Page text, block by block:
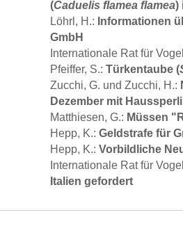
(Caduelis flamea flamea)
Löhrl, H.: Informationen
GmbH
Internationale Rat für
Pfeiffer, S.: Türkentaube (
Zucchi, G. und Zucchi, H.:
Dezember mit
Matthiesen, G.: Müssen
Hepp, K.: Geldstrafe für
Hepp, K.: Vorbildliche
Internationale Rat für
Italien gefordert